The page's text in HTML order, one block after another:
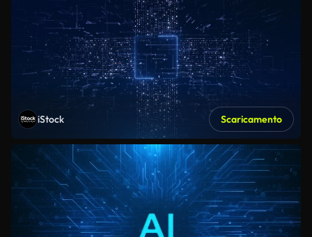
iStock Scaricamento